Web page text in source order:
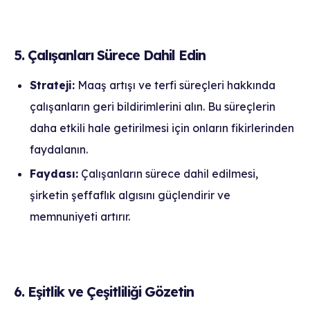
5. Çalışanları Sürece Dahil Edin
Strateji: Maaş artışı ve terfi süreçleri hakkında
çalışanların geri bildirimlerini alın. Bu süreçlerin
daha etkili hale getirilmesi için onların fikirlerinden
faydalanın.
Faydası: Çalışanların sürece dahil edilmesi,
şirketin şeffaflık algısını güçlendirir ve
memnuniyeti artırır.
6. Eşitlik ve Çeşitliliği Gözetin